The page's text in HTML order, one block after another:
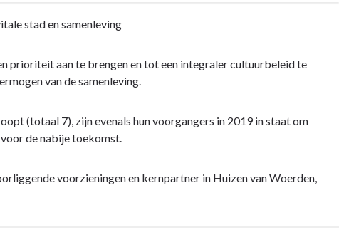
stad en samenleving
prioriteit aan te brengen en tot een integraler cultuurbeleid te
van de samenleving.
(totaal 7), zijn evenals hun voorgangers in 2019 in staat om
de nabije toekomst.
voorzieningen en kernpartner in Huizen van Woerden,